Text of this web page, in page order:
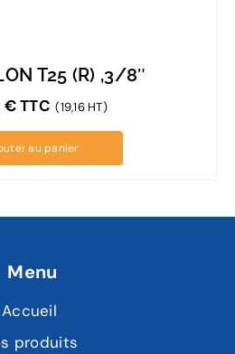
T25 (R) ,3/8″
€TTC (19,16 HT)
au panier
Menu
Accueil
produits